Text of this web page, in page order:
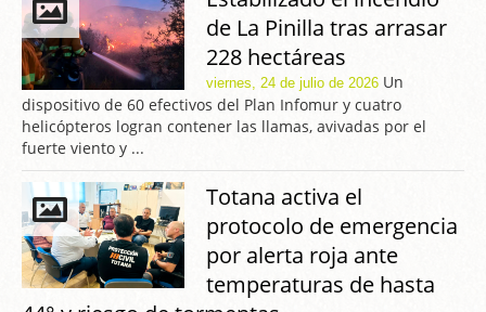
de La Pinilla tras arrasar
228 hectáreas
viernes, 24 de julio de 2026 Un
dispositivo de 60 efectivos del Plan Infomur y cuatro
helicópteros logran contener las llamas, avivadas por el
fuerte viento y ...
Totana activa el
protocolo de emergencia
por alerta roja ante
temperaturas de hasta